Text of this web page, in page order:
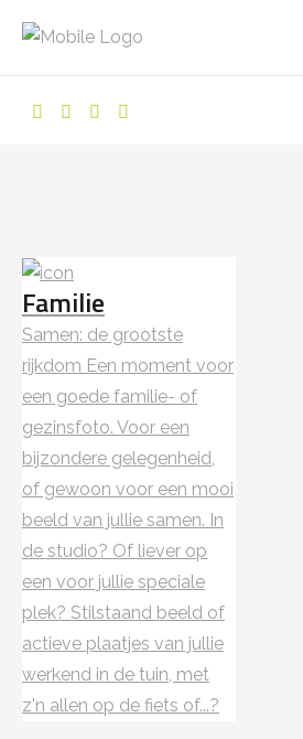
Familie
Samen: de grootste
rijkdom Een moment voor
een goede familie- of
gezinsfoto. Voor een
bijzondere gelegenheid,
of gewoon voor een mooi
beeld van jullie samen. In
de studio? Of liever op
een voor jullie speciale
plek? Stilstaand beeld of
actieve plaatjes van jullie
werkend in de tuin, met
z'n allen op de fiets of...?